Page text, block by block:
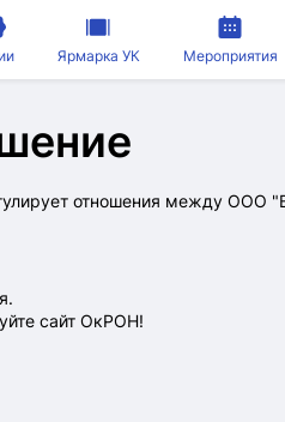
Ярмарка УК Мероприятия
отношения между
сайт ОкРОН!